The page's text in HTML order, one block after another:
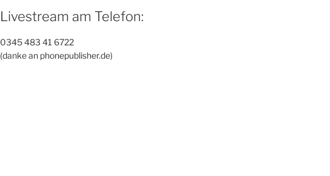
Livestream am Telefon:
0345 483 41 6722
(danke an phonepublisher.de)